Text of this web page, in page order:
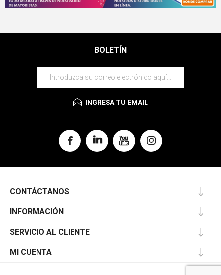
BOLETÍN
INGRESA TU EMAIL
CONTÁCTANOS
INFORMACIÓN
SERVICIO AL CLIENTE
MI CUENTA